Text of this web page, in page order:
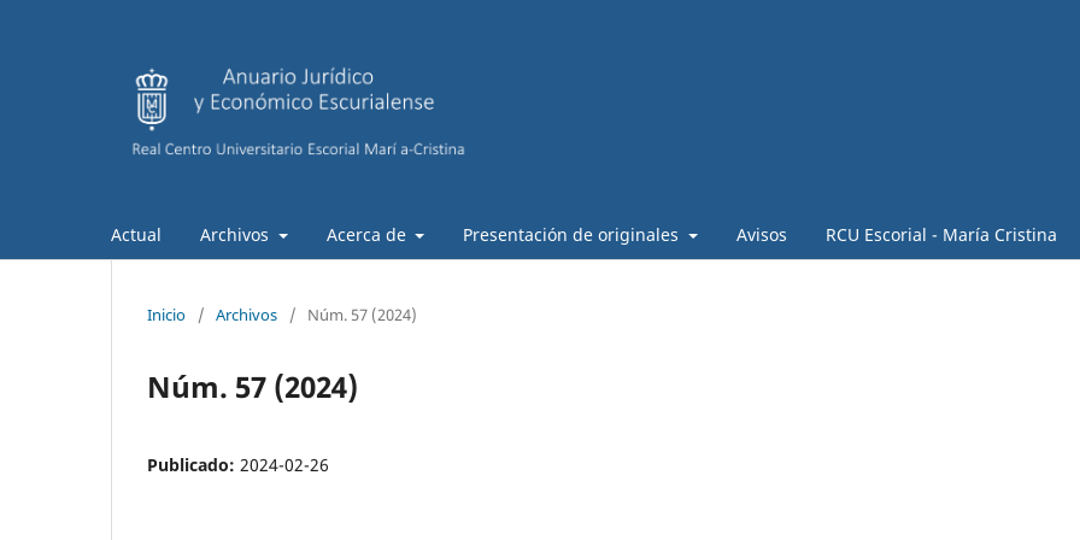
Actual Archivos Acerca de Presentación de originales Avisos RCU Escorial - María Cristina
Inicio / Archivos / Núm. 57 (2024)
Núm. 57 (2024)
Publicado: 2024-02-26